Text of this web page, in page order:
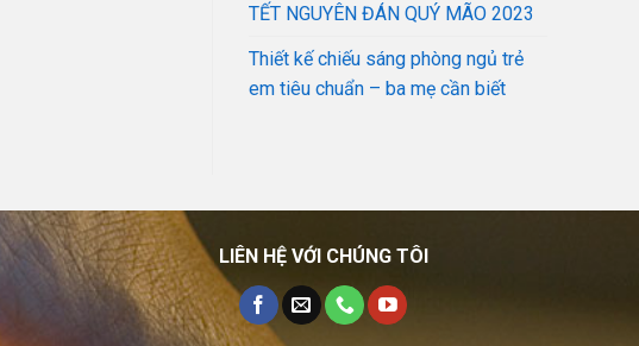
TẾT NGUYÊN ĐÁN QUÝ MÃO 2023
Thiết kế chiếu sáng phòng ngủ trẻ
em tiêu chuẩn – ba mẹ cần biết
LIÊN HỆ VỚI CHÚNG TÔI